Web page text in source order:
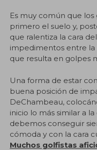
Es muy común que
primero el suelo y,
que ralentiza la cara
impedimentos entre la
que resulta en golpes
Una forma de estar
buena posición de
DeChambeau,
inicio lo más similar a
debemos conseguir
cómoda y con la cara
Muchos golfistas